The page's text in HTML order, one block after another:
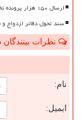
ارسال ۱۵۰ هزار پرونده تخلف اقتصادی به تعزیرات
سند تحول دفاتر ازدواج
نظرات
نام:
ایمیل: